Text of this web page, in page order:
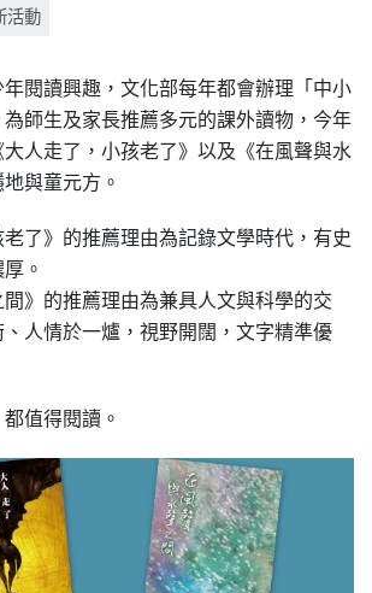
活動
閱讀興趣，文化部每年都會辦理「中小
師生及家長推薦多元的課外讀物，今年
人走了，小孩老了》以及《在風聲與水
與童元方。
老了》的推薦理由為記錄文學時代，有史
。
間》的推薦理由為兼具人文與科學的交
人情於一爐，視野開闊，文字精準優
值得閱讀。